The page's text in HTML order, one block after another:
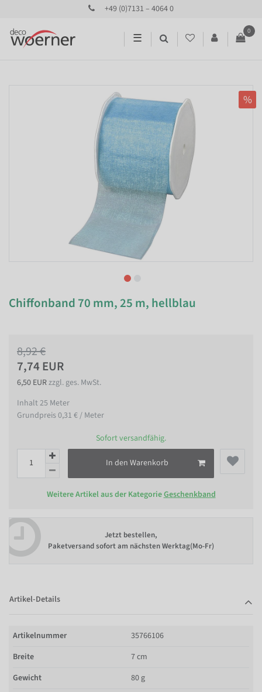
+49 (0)7131 – 4064 0
☰
0
%
Chiffonband 70 mm, 25 m, hellblau
8,92 €
7,74 EUR
6,50 EURzzgl. ges. MwSt.
Inhalt25 Meter
Grundpreis0,31 € / Meter
Sofort versandfähig.
In den Warenkorb
Weitere Artikel aus der KategorieGeschenkband
Jetzt bestellen,
Paketversand sofort am nächsten Werktag(Mo-Fr)
Artikel-Details
Artikelnummer
35766106
Breite
7 cm
Gewicht
80 g